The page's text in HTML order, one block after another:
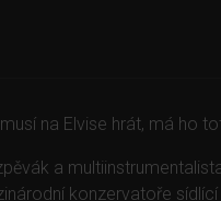
na Elvise hrát, má ho
a
konzervatoře